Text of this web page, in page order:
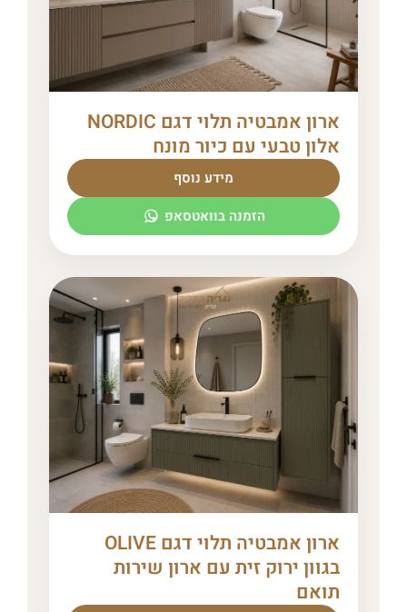
ארון אמבטיה תלוי דגם NORDIC
אלון טבעי עם כיור מונח
מידע נוסף
הזמנה בוואטסאפ
ארון אמבטיה תלוי דגם OLIVE
בגוון ירוק זית עם ארון שירות
תואם